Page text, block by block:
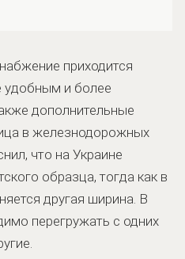
приходится
удобным и более
дополнительные
в железнодорожных
что на Украине
образца, тогда как в
другая ширина. В
перегружать с одних